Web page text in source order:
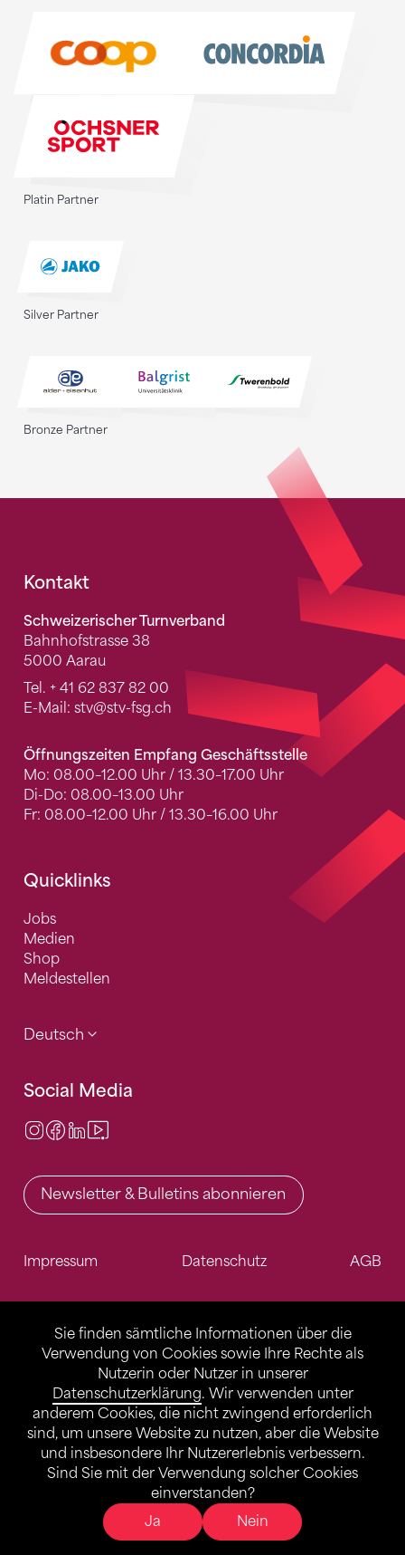
Sie finden sämtliche Informationen über die
Verwendung von Cookies sowie Ihre Rechte als
Nutzerin oder Nutzer in unserer
Datenschutzerklärung. Wir verwenden unter
anderem Cookies, die nicht zwingend erforderlich
sind, um unsere Website zu nutzen, aber die Website
und insbesondere Ihr Nutzererlebnis verbessern.
Sind Sie mit der Verwendung solcher Cookies
einverstanden?
Ja
Nein
Platin Partner
Silver Partner
Bronze Partner
Fusszeile
Kontakt
Schweizerischer Turnverband
Bahnhofstrasse 38
5000 Aarau
Tel. + 41 62 837 82 00
E-Mail: stv@stv-fsg.ch
Öffnungszeiten Empfang Geschäftsstelle
Mo: 08.00–12.00 Uhr / 13.30–17.00 Uhr
Di-Do: 08.00–13.00 Uhr
Fr: 08.00–12.00 Uhr / 13.30–16.00 Uhr
Quicklinks
Jobs
Medien
Shop
Meldestellen
Deutsch
Social Media
Instagram
Facebook
LinkedIn
Newsletter & Bulletins abonnieren
Impressum Datenschutz AGB